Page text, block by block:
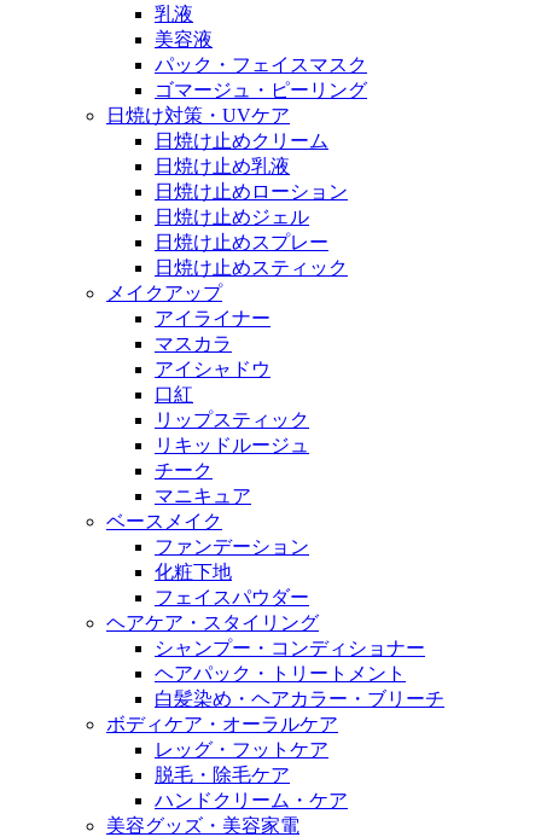
乳液
美容液
パック・フェイスマスク
ゴマージュ・ピーリング
日焼け対策・UVケア
日焼け止めクリーム
日焼け止め乳液
日焼け止めローション
日焼け止めジェル
日焼け止めスプレー
日焼け止めスティック
メイクアップ
アイライナー
マスカラ
アイシャドウ
口紅
リップスティック
リキッドルージュ
チーク
マニキュア
ベースメイク
ファンデーション
化粧下地
フェイスパウダー
ヘアケア・スタイリング
シャンプー・コンディショナー
ヘアパック・トリートメント
白髪染め・ヘアカラー・ブリーチ
ボディケア・オーラルケア
レッグ・フットケア
脱毛・除毛ケア
ハンドクリーム・ケア
美容グッズ・美容家電